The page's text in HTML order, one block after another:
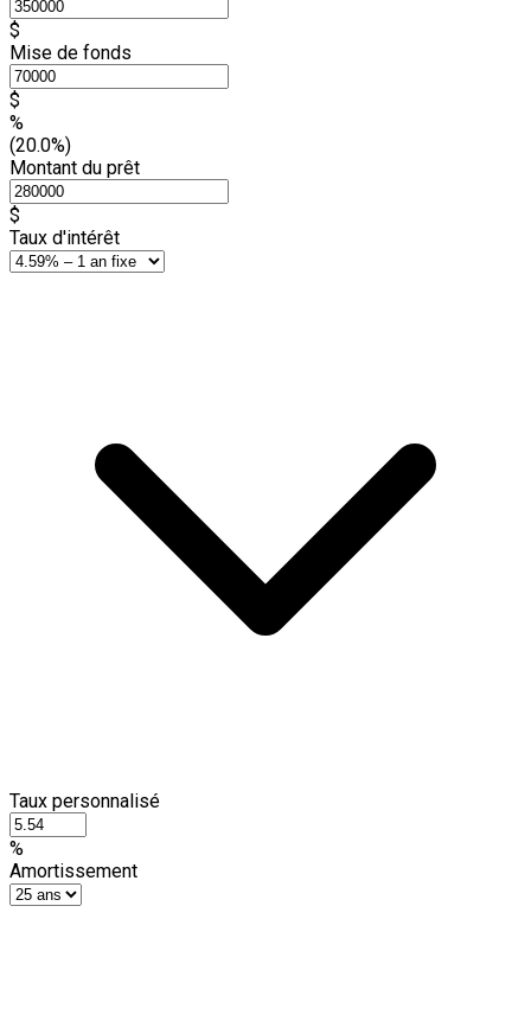
$
Mise de fonds
$
%
(20.0%)
Montant du prêt
$
Taux d'intérêt
Taux personnalisé
%
Amortissement